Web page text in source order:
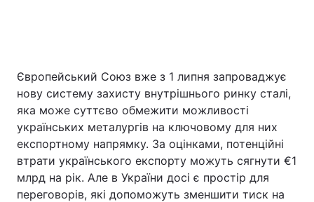
Головна Війна
Україна Політика
Європейський Союз вже з 1 липня запроваджує
нову систему захисту внутрішнього ринку сталі,
яка може суттєво обмежити можливості
українських металургів на ключовому для них
експортному напрямку. За оцінками, потенційні
втрати українського експорту можуть сягнути €1
млрд на рік. Але в України досі є простір для
переговорів, які допоможуть зменшити тиск на